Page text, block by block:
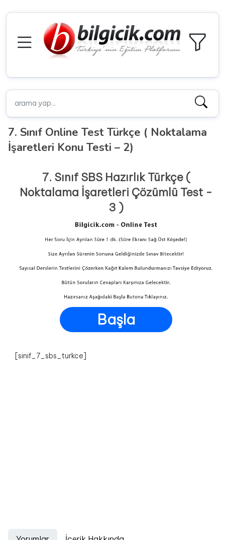
7. Sınıf Online Test Türkçe ( Noktalama
İşaretleri Konu Testi – 2)
7. Sınıf SBS Hazırlık Türkçe (
Noktalama İşaretleri Çözümlü Test -
3 )
Başla
[sinif_7_sbs_turkce]